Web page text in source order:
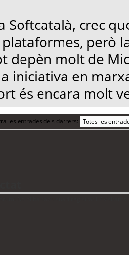
Softcatalà, crec
però
depèn molt de
iniciativa en
és encara molt
les entrades dels darrers: